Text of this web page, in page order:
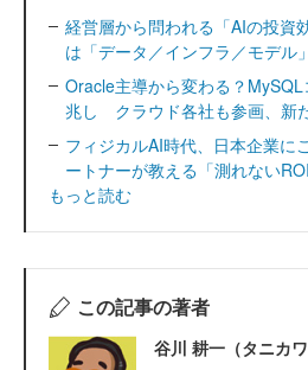
経営層から問われる「AIの投
は「データ／インフラ／モデル
Oracle主導から変わる？
兆し クラウド各社も参画、新
フィジカルAI時代、日本企業
ートナーが教える「測れない
もっと読む
この記事の著者
谷川 耕一（タニカ